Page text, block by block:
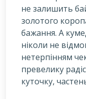
не залишить
золотого
бажання. А
ніколи не
нетерпінням
превелику
куточку,